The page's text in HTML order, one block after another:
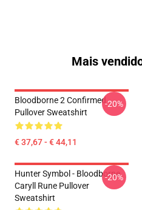
Mais
Bloodborne 2 Confirmed
Pullover Sweatshirt
€ 37,67 - € 44,11
-20%
Hunter Symbol - Bloodborne
Caryll Rune Pullover
Sweatshirt
-20%